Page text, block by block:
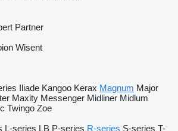
Partner
Wisent
Iliade Kangoo Kerax Magnum Major
Maxity Messenger Midliner Midlum
Twingo Zoe
L-series LB P-series R-series S-series T-